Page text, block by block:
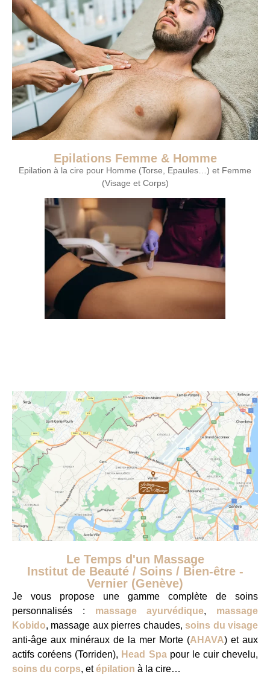
Epilations Femme & Homme
Epilation à la cire pour Homme (Torse, Epaules…) et Femme
(Visage et Corps)
Le Temps d'un Massage
Institut de Beauté / Soins / Bien-être -
Vernier (Genève)
Je vous propose une gamme complète de soins
personnalisés : massage ayurvédique, massage
Kobido, massage aux pierres chaudes,soins du visage
anti-âge aux minéraux de la mer Morte (AHAVA) et aux
actifs coréens (Torriden), Head Spapour le cuir chevelu,
soins du corps, etépilation à la cire…